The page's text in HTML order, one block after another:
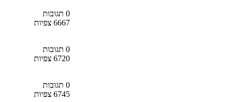
0 תגובות
6667 צפיות
0 תגובות
6720 צפיות
0 תגובות
6745 צפיות